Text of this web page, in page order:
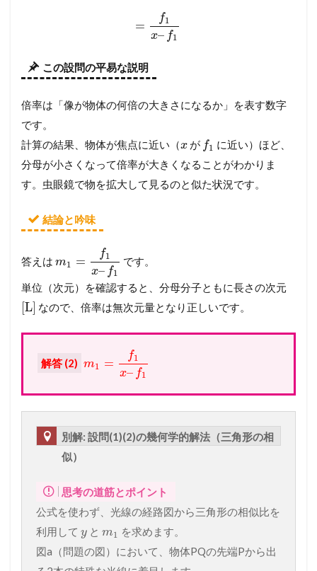
=
f1
x– f1
この設問の平易な説明
倍率は「像が物体の何倍の大きさになるか」を表す数字
です。
計算の結果、物体が焦点に近い（x が f1 に近い）ほど、
分母が小さくなって倍率が大きくなることがわかりま
す。虫眼鏡で物を拡大して見るのと似た状況です。
結論と吟味
答えは m1 =
f1
x– f1
です。
単位（次元）を確認すると、分母分子ともに長さの次元
L なので、倍率は無次元量となり正しいです。
解答 (2) m1 =
f1
x– f1
別解: 設問(1)(2)の幾何学的解法（三角形の相
似）
思考の道筋とポイント
公式を使わず、光線の経路図から三角形の相似比を
利用して y とm1 を求めます。
図a（問題の図）において、物体PQの先端Pから出